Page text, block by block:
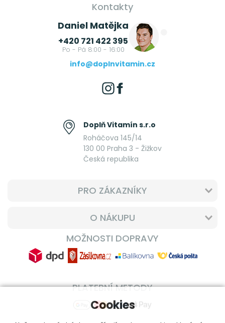
Kontakty
Daniel Matějka
+420 721 422 395
Po - Pá 8:00 - 16:00
info@doplnvitamin.cz
Doplň Vitamín s.r.o
Roháčova 145/14
130 00 Praha 3 - Žižkov
Česká republika
PRO ZÁKAZNÍKY
O NÁKUPU
MOŽNOSTI DOPRAVY
PLATEBNÍ METODY
Cookies